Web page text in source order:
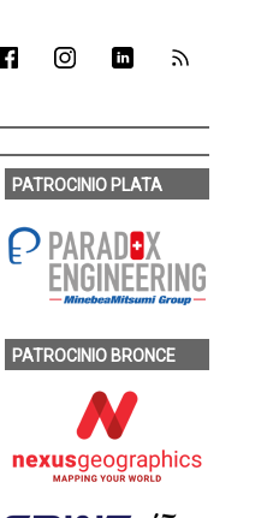
PATROCINIO PLATA
PATROCINIO BRONCE